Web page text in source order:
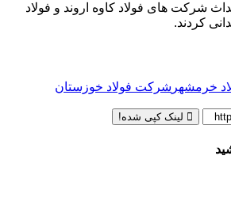
شرکت های فولاد کاوه اروند و فولاد
کردند.
خرمشهر شرکت فولاد خوزستان
لینک کپی شده!